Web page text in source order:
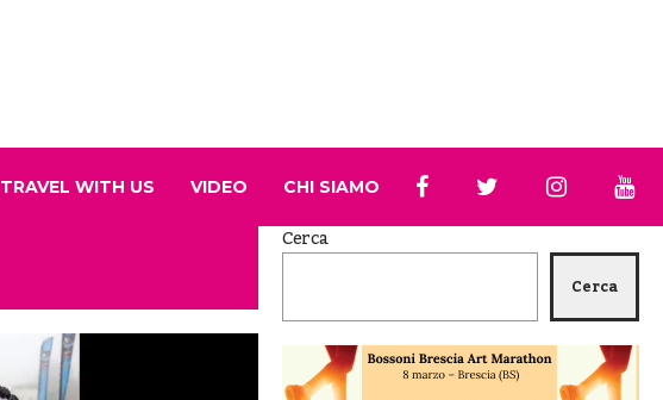
TRAVEL WITH US VIDEO CHI SIAMO
Cerca
Cerca